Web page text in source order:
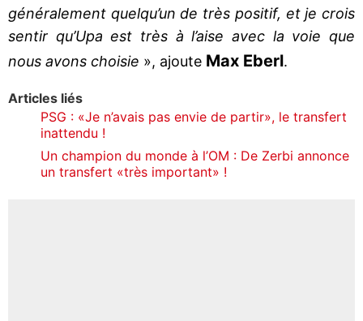
généralement quelqu’un de très positif, et je crois
sentir qu’Upa est très à l’aise avec la voie que
nous avons choisie », ajoute Max Eberl.
Articles liés
PSG : «Je n’avais pas envie de partir», le transfert
inattendu !
Un champion du monde à l’OM : De Zerbi annonce
un transfert «très important» !